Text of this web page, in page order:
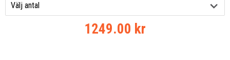
1249.00 kr